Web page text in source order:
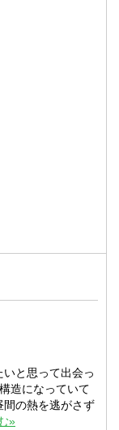
と思って出会っ
造になっていて
間の熱を逃がさず
»